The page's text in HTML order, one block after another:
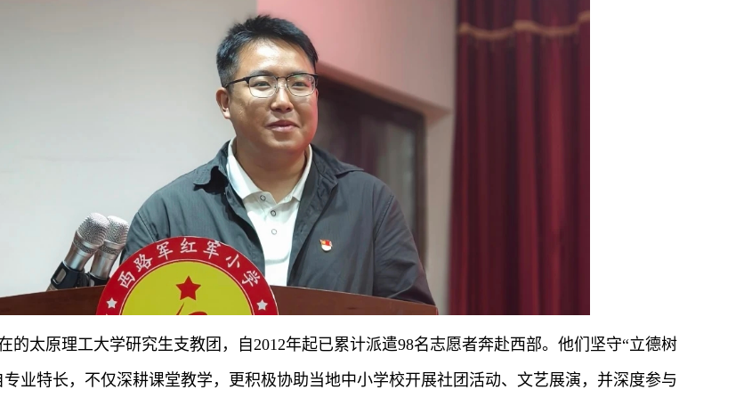
的太原理工大学研究生支教团，自2012年起已累计派遣98名志愿者奔赴西部。他们坚守“立德树
专业特长，不仅深耕课堂教学，更积极协助当地中小学校开展社团活动、文艺展演，并深度参与